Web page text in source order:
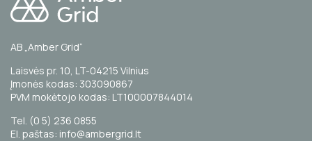
AB „Amber Grid“
Laisvės pr. 10, LT-04215 Vilnius
Įmonės kodas: 303090867
PVM mokėtojo kodas: LT100007844014
Tel. (0 5) 236 0855
El. paštas: info@ambergrid.lt